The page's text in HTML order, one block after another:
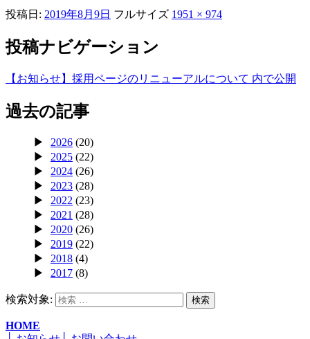
投稿日: 2019年8月9日 フルサイズ 1951 × 974
投稿ナビゲーション
【お知らせ】採用ページのリニューアルについて 内で公開
過去の記事
2026 (20)
2025 (22)
2024 (26)
2023 (28)
2022 (23)
2021 (28)
2020 (26)
2019 (22)
2018 (4)
2017 (8)
検索対象: 検索
HOME